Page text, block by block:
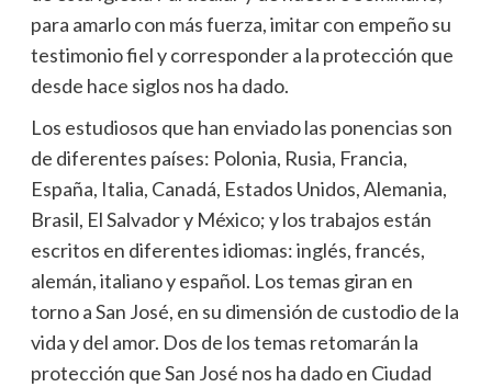
para amarlo con más fuerza, imitar con empeño su
testimonio fiel y corresponder a la protección que
desde hace siglos nos ha dado.
Los estudiosos que han enviado las ponencias son
de diferentes países: Polonia, Rusia, Francia,
España, Italia, Canadá, Estados Unidos, Alemania,
Brasil, El Salvador y México; y los trabajos están
escritos en diferentes idiomas: inglés, francés,
alemán, italiano y español. Los temas giran en
torno a San José, en su dimensión de custodio de la
vida y del amor. Dos de los temas retomarán la
protección que San José nos ha dado en Ciudad